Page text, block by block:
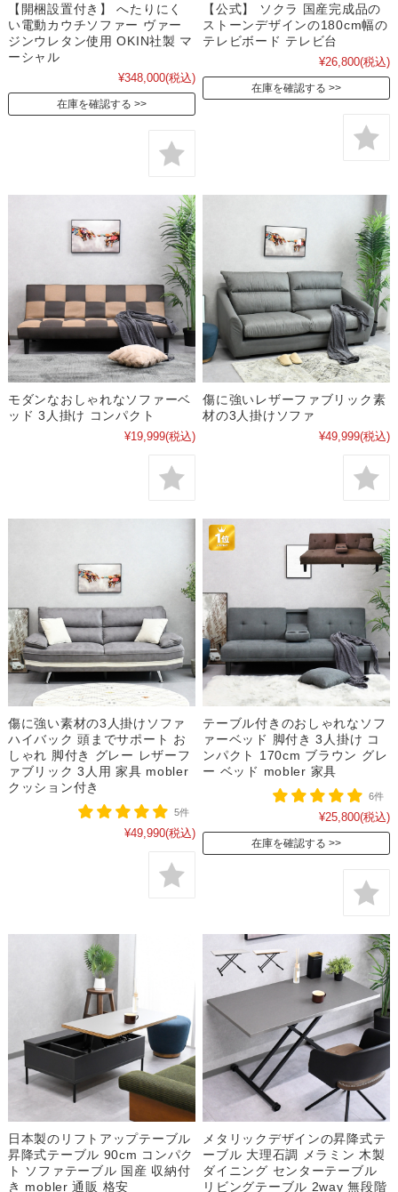
【開梱設置付き】 へたりにく
い電動カウチソファー ヴァー
ジンウレタン使用 OKIN社製 マ
ーシャル
¥348,000(税込)
在庫を確認する
【公式】 ソクラ 国産完成品の
ストーンデザインの180cm幅の
テレビボード テレビ台
¥26,800(税込)
在庫を確認する
モダンなおしゃれなソファーベ
ッド 3人掛け コンパクト
¥19,999(税込)
傷に強いレザーファブリック素
材の3人掛けソファ
¥49,999(税込)
傷に強い素材の3人掛けソファ
ハイバック 頭までサポート お
しゃれ 脚付き グレー レザーフ
ァブリック 3人用 家具 mobler
クッション付き
5件
¥49,990(税込)
テーブル付きのおしゃれなソフ
ァーベッド 脚付き 3人掛け コ
ンパクト 170cm ブラウン グレ
ー ベッド mobler 家具
6件
¥25,800(税込)
在庫を確認する
日本製のリフトアップテーブル
昇降式テーブル 90cm コンパク
ト ソファテーブル 国産 収納付
き mobler 通販 格安
メタリックデザインの昇降式テ
ーブル 大理石調 メラミン 木製
ダイニング センターテーブル
リビングテーブル 2way 無段階